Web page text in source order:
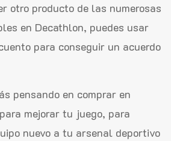
otro producto de las numerosas
en Decathlon, puedes usar
para conseguir un acuerdo
pensando en comprar en
mejorar tu juego, para
nuevo a tu arsenal deportivo